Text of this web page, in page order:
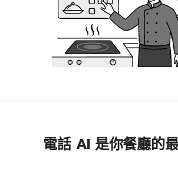
電話 AI 是你餐廳的